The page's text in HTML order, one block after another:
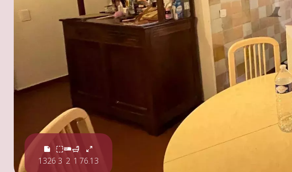
1326 3 2 1 76.13